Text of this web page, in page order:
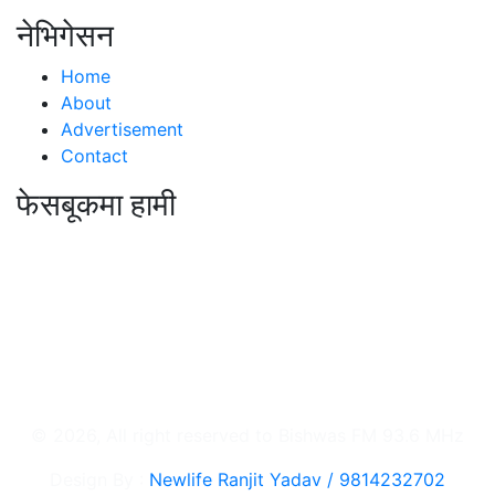
नेभिगेसन
Home
About
Advertisement
Contact
फेसबूकमा हामी
Newlife Ranjit Yadav / 9814232702